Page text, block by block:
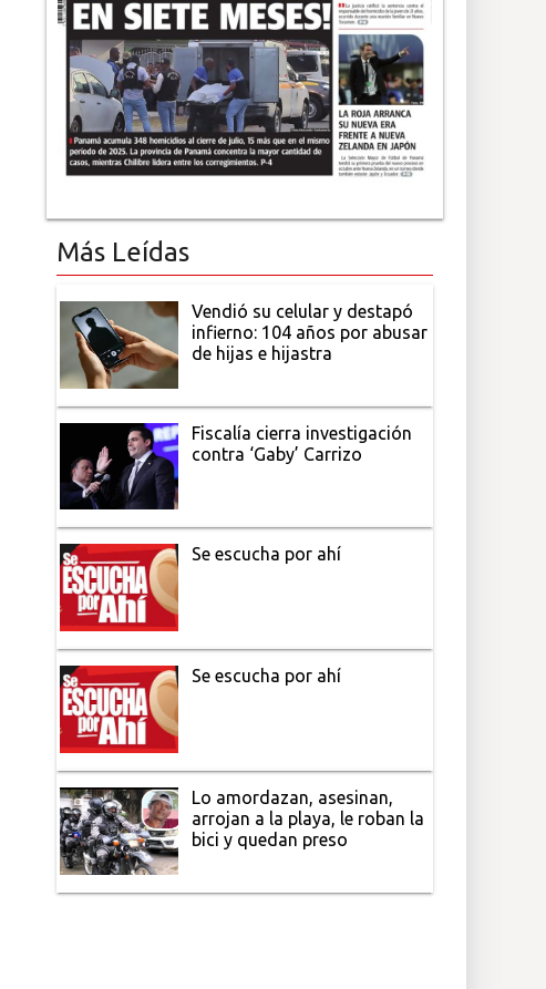
Más Leídas
Vendió su celular y destapó
infierno: 104 años por abusar
de hijas e hijastra
Fiscalía cierra investigación
contra ‘Gaby’ Carrizo
Se escucha por ahí
Se escucha por ahí
Lo amordazan, asesinan,
arrojan a la playa, le roban la
bici y quedan preso